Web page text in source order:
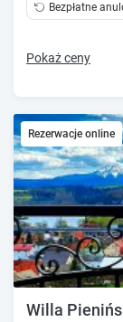
Bezpłatne
Pokaż ceny
Rezerwacje online
Willa